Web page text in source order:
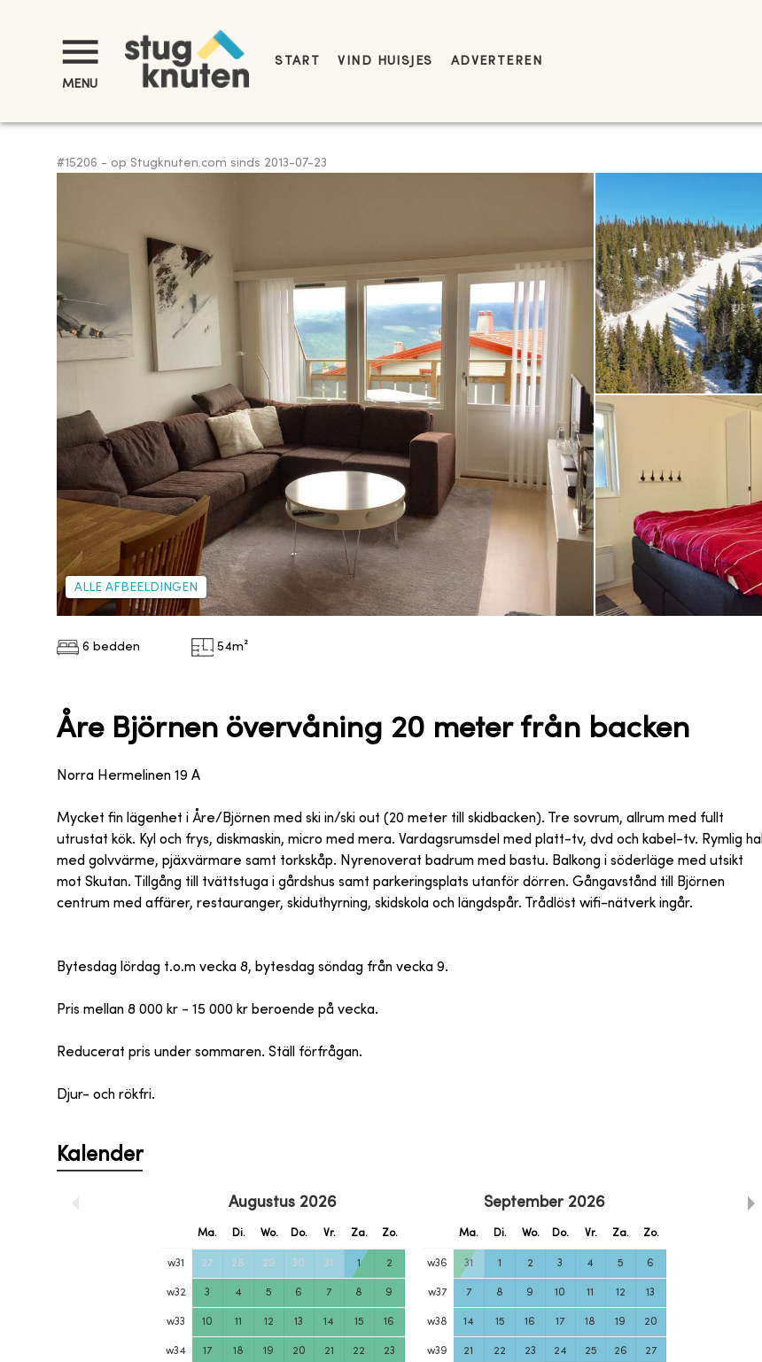
MENU
START VIND HUISJES ADVERTEREN
#15206 - op Stugknuten.com sinds 2013-07-23
ALLE AFBEELDINGEN
6 bedden 54m²
Åre Björnen övervåning 20 meter från backen
Norra Hermelinen 19 A
Mycket fin lägenhet i Åre/Björnen med ski in/ski out (20 meter till skidbacken). Tre sovrum, allrum med fullt
utrustat kök. Kyl och frys, diskmaskin, micro med mera. Vardagsrumsdel med platt-tv, dvd och kabel-tv. Rymlig hall
med golvvärme, pjäxvärmare samt torkskåp. Nyrenoverat badrum med bastu. Balkong i söderläge med utsikt
mot Skutan. Tillgång till tvättstuga i gårdshus samt parkeringsplats utanför dörren. Gångavstånd till Björnen
centrum med affärer, restauranger, skiduthyrning, skidskola och längdspår. Trådlöst wifi-nätverk ingår.
Bytesdag lördag t.o.m vecka 8, bytesdag söndag från vecka 9.
Pris mellan 8 000 kr - 15 000 kr beroende på vecka.
Reducerat pris under sommaren. Ställ förfrågan.
Djur- och rökfri.
Kalender
Augustus 2026
Ma. Di. Wo. Do. Vr. Za. Zo.
w31 27 28 29 30 31 1 2
w32 3 4 5 6 7 8 9
w33 10 11 12 13 14 15 16
w34 17 18 19 20 21 22 23
September 2026
Ma. Di. Wo. Do. Vr. Za. Zo.
w36 31 1 2 3 4 5 6
w37 7 8 9 10 11 12 13
w38 14 15 16 17 18 19 20
w39 21 22 23 24 25 26 27